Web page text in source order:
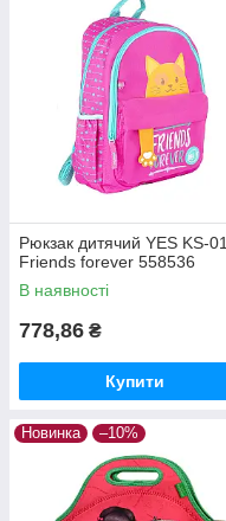
Рюкзак дитячий YES KS-01
Friends forever 558536
В наявності
778,86 ₴
Купити
Новинка –10%